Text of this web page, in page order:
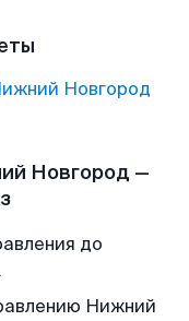
Новгород
Новгород —
до
Нижний